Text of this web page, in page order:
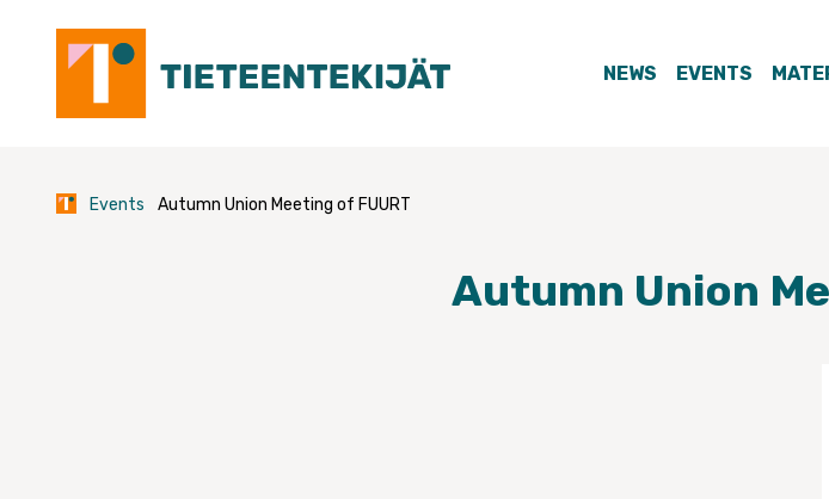
content
NEWS EVENTS
Events Autumn Union Meeting of FUURT
Autumn Union